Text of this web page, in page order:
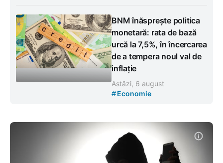
BNM înăsprește politica
monetară: rata de bază
urcă la 7,5%, în încercarea
de a tempera noul val de
inflație
Astăzi, 6 august
#Economie